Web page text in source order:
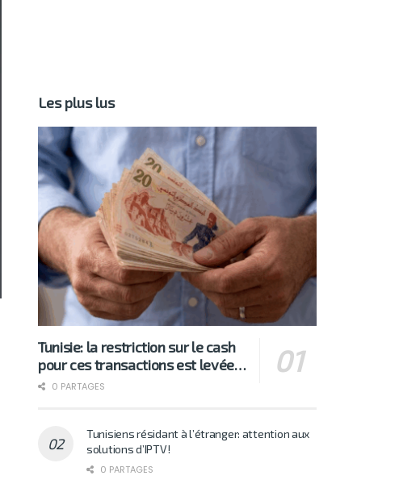
Les plus lus
Tunisie: la restriction sur le cash
pour ces transactions est levée…
0 PARTAGES
Tunisiens résidant à l’étranger: attention aux
solutions d’IPTV!
0 PARTAGES